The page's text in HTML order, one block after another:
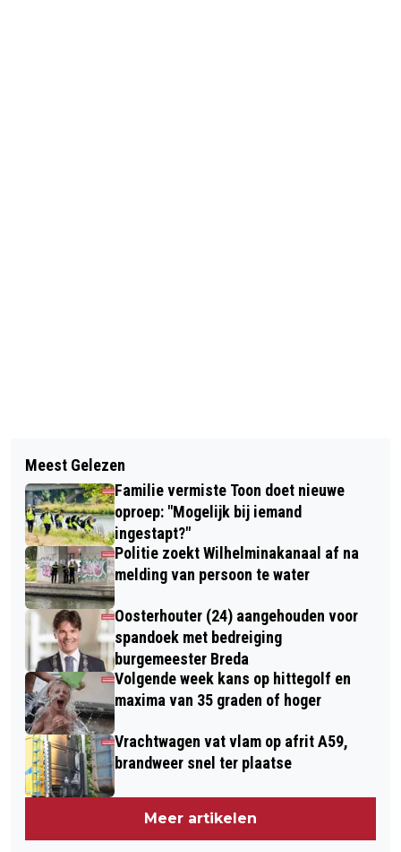
WAT GEBEURT ER ACHTER DE
SCHERMEN BIJ PAKKETVERZENDING?
OOK DIT JAAR ORGANISEERT JCI
OOSTERHOUT WEER FILM IN HET
PARK
Meest Gelezen
Familie vermiste Toon doet nieuwe
oproep: "Mogelijk bij iemand
ingestapt?"
Politie zoekt Wilhelminakanaal af na
melding van persoon te water
Oosterhouter (24) aangehouden voor
spandoek met bedreiging
burgemeester Breda
Volgende week kans op hittegolf en
maxima van 35 graden of hoger
Vrachtwagen vat vlam op afrit A59,
brandweer snel ter plaatse
Meer artikelen